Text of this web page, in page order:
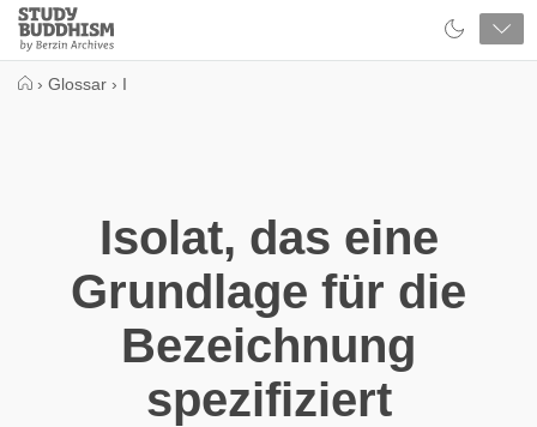
Close
Study
Buddhism
› Glossar › I
Isolat, das eine
Grundlage für die
Bezeichnung
spezifiziert